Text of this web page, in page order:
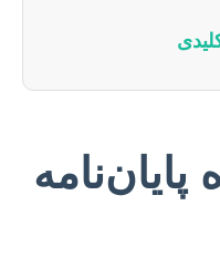
پایان‌نامه